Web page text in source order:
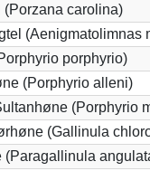
(Porzana carolina)
(Aenigmatolimnas
porphyrio)
(Porphyrio alleni)
(Porphyrio
(Gallinula
(Paragallinula